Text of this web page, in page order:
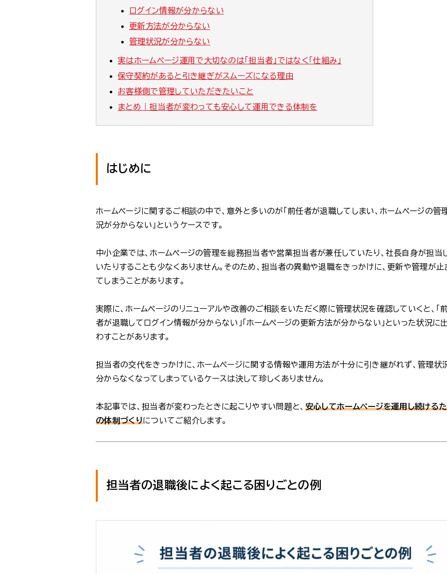
ログイン情報が分からない
更新方法が分からない
管理状況が分からない
実はホームページ運用で大切なのは「担当者」ではなく「仕組み」
保守契約があると引き継ぎがスムーズになる理由
お客様側で管理していただきたいこと
まとめ｜担当者が変わっても安心して運用できる体制を
はじめに
ホームページに関するご相談の中で、意外と多いのが「前任者が退職してしまい、ホームページの管
況が分からない」というケースです。
中小企業では、ホームページの管理を総務担当者や営業担当者が兼任していたり、社長自身が担当
いたりすることも少なくありません。そのため、担当者の異動や退職をきっかけに、更新や管理が止
てしまうことがあります。
実際に、ホームページのリニューアルや改善のご相談をいただく際に管理状況を確認していくと、「
者が退職してログイン情報が分からない」「ホームページの更新方法が分からない」といった状況に
わすことがあります。
担当者の交代をきっかけに、ホームページに関する情報や運用方法が十分に引き継がれず、管理状
分からなくなってしまっているケースは決して珍しくありません。
本記事では、担当者が変わったときに起こりやすい問題と、 安心してホームページを運用し続ける
の体制づくりについてご紹介します。
担当者の退職後によく起こる困りごとの例